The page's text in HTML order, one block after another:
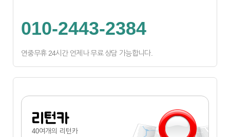
010-2443-2384
연중무휴 24시간 언제나 무료 상담 가능합니다.
리턴카
40여개의 리턴카